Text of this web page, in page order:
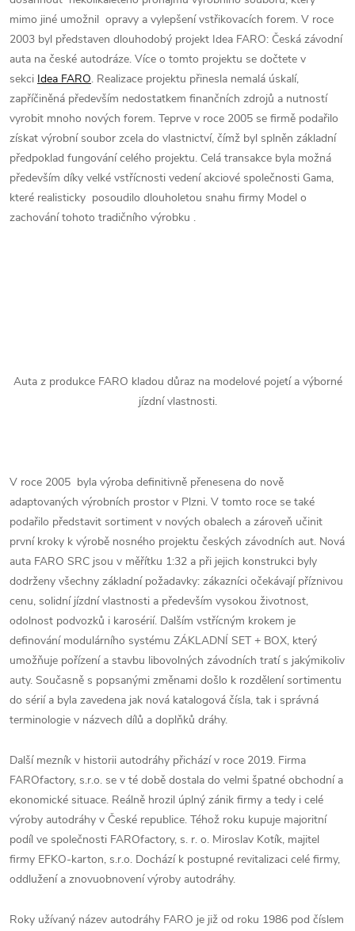
mimo jiné umožnil opravy a vylepšení vstřikovacích forem. V roce
2003 byl představen dlouhodobý projekt Idea FARO: Česká závodní
auta na české autodráze. Více o tomto projektu se dočtete v
sekci Idea FARO. Realizace projektu přinesla nemalá úskalí,
zapříčiněná především nedostatkem finančních zdrojů a nutností
vyrobit mnoho nových forem. Teprve v roce 2005 se firmě podařilo
získat výrobní soubor zcela do vlastnictví, čímž byl splněn základní
předpoklad fungování celého projektu. Celá transakce byla možná
především díky velké vstřícnosti vedení akciové společnosti Gama,
které realisticky posoudilo dlouholetou snahu firmy Model o
zachování tohoto tradičního výrobku .
Auta z produkce FARO kladou důraz na modelové pojetí a výborné
jízdní vlastnosti.
V roce 2005 byla výroba definitivně přenesena do nově
adaptovaných výrobních prostor v Plzni. V tomto roce se také
podařilo představit sortiment v nových obalech a zároveň učinit
první kroky k výrobě nosného projektu českých závodních aut. Nová
auta FARO SRC jsou v měřítku 1:32 a při jejich konstrukci byly
dodrženy všechny základní požadavky: zákazníci očekávají příznivou
cenu, solidní jízdní vlastnosti a především vysokou životnost,
odolnost podvozků i karosérií. Dalším vstřícným krokem je
definování modulárního systému ZÁKLADNÍ SET + BOX, který
umožňuje pořízení a stavbu libovolných závodních tratí s jakýmikoliv
auty. Současně s popsanými změnami došlo k rozdělení sortimentu
do sérií a byla zavedena jak nová katalogová čísla, tak i správná
terminologie v názvech dílů a doplňků dráhy.
Další mezník v historii autodráhy přichází v roce 2019. Firma
FAROfactory, s.r.o. se v té době dostala do velmi špatné obchodní a
ekonomické situace. Reálně hrozil úplný zánik firmy a tedy i celé
výroby autodráhy v České republice. Téhož roku kupuje majoritní
podíl ve společnosti FAROfactory, s. r. o. Miroslav Kotík, majitel
firmy EFKO-karton, s.r.o. Dochází k postupné revitalizaci celé firmy,
oddlužení a znovuobnovení výroby autodráhy.
Roky užívaný název autodráhy FARO je již od roku 1986 pod číslem